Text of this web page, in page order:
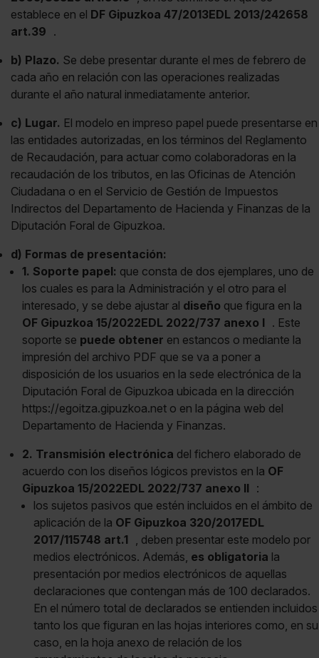
establece en el DF Gipuzkoa 47/2013EDL 2013/242658
art.39 .
b) Plazo. Se debe presentar durante el mes de febrero de
cada año en relación con las operaciones realizadas
durante el año natural inmediatamente anterior.
c) Lugar. El modelo en impreso papel puede presentarse en
las entidades autorizadas, en los términos del Reglamento
de Recaudación, para actuar como colaboradoras en la
recaudación de los tributos, en las Oficinas de Atención
Ciudadana o en el Servicio de Gestión de Impuestos
Indirectos del Departamento de Hacienda y Finanzas de la
Diputación Foral de Gipuzkoa.
d) Formas de presentación:
1. Soporte papel: que consta de dos ejemplares, uno de
los cuales es para la Administración y el otro para el
interesado, y se debe ajustar al diseño que figura en la
OF Gipuzkoa 15/2022EDL 2022/737 anexo I . Este
soporte se puede obtener en estancos o mediante la
impresión del archivo PDF que se va a poner a
disposición de los usuarios en la sede electrónica de la
Diputación Foral de Gipuzkoa ubicada en la dirección
https://egoitza.gipuzkoa.net o en la página web del
Departamento de Hacienda y Finanzas.
2. Transmisión electrónica del fichero elaborado de
acuerdo con los diseños lógicos previstos en la OF
Gipuzkoa 15/2022EDL 2022/737 anexo II :
los sujetos pasivos que estén incluidos en el ámbito de
aplicación de la OF Gipuzkoa 320/2017EDL
2017/115748 art.1 , deben presentar este modelo por
medios electrónicos. Además, es obligatoria la
presentación por medios electrónicos de aquellas
declaraciones que contengan más de 100 declarados.
En el número total de declarados se entienden incluidos
tanto los que figuran en las hojas interiores como, en su
caso, en la hoja anexo de relación de los